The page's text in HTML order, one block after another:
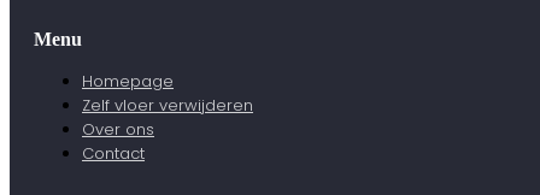
Menu
Homepage
Zelf vloer verwijderen
Over ons
Contact